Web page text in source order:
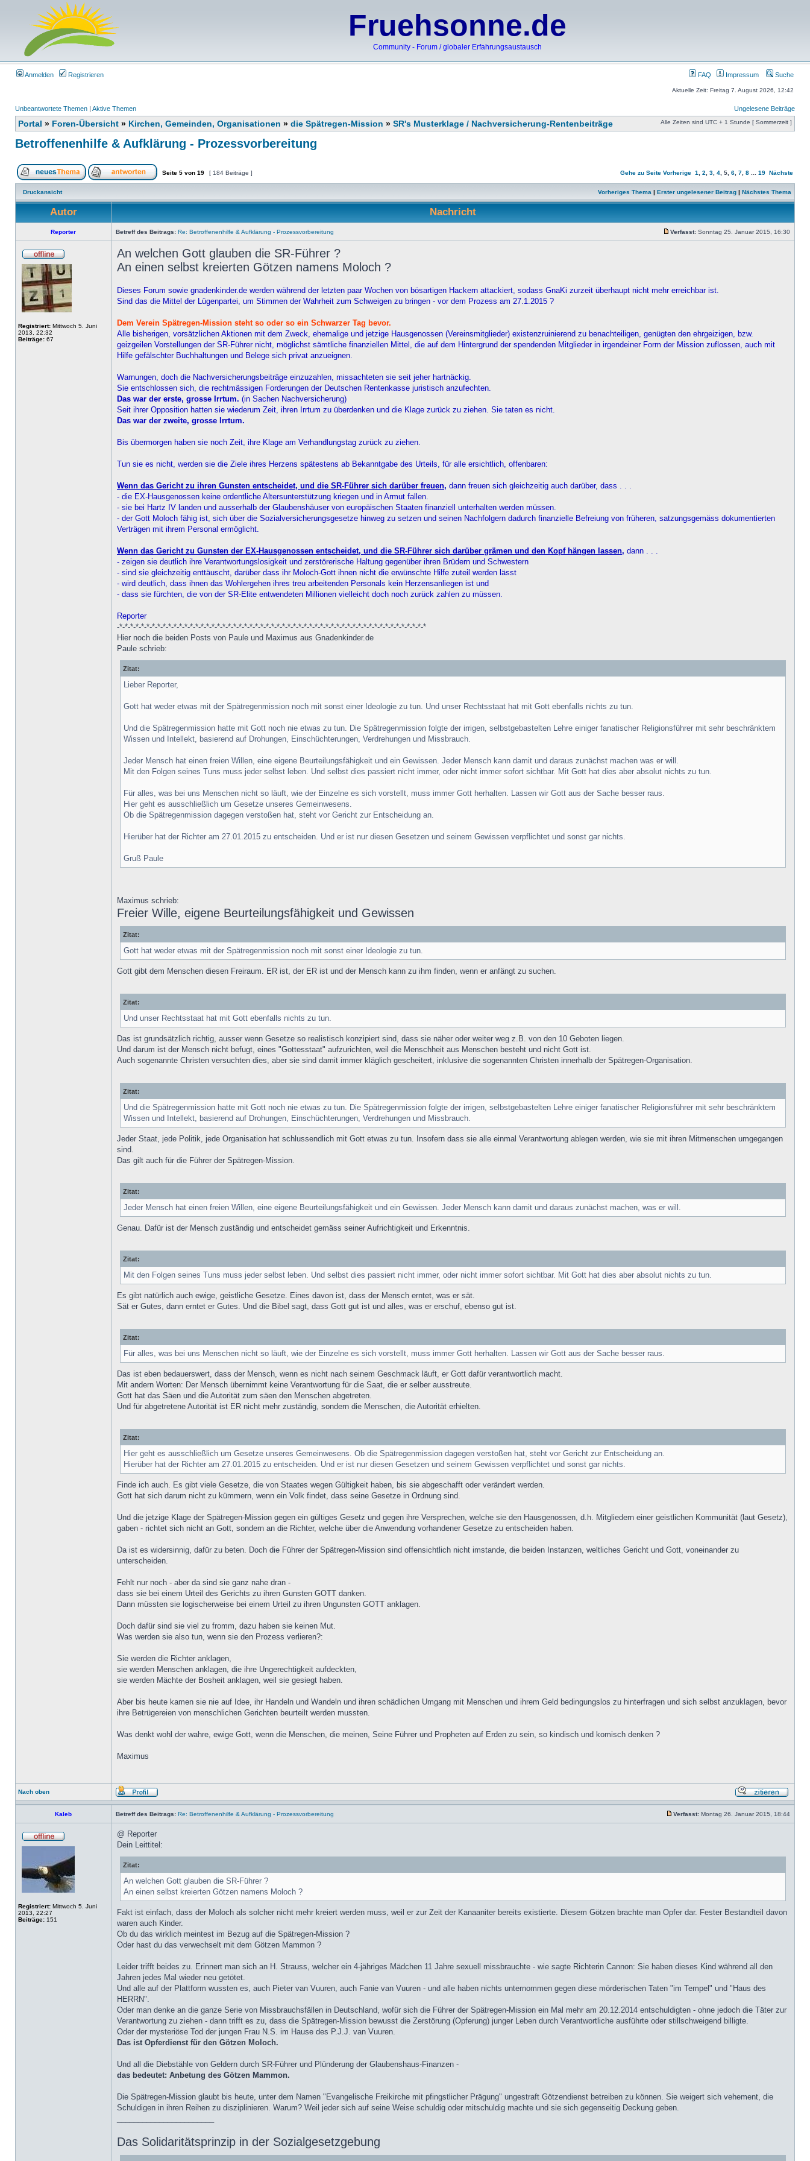
Fruehsonne.de
Community - Forum / globaler Erfahrungsaustausch
Anmelden Registrieren FAQ Impressum Suche
Aktuelle Zeit: Freitag 7. August 2026, 12:42
Unbeantwortete Themen | Aktive Themen Ungelesene Beiträge
Portal » Foren-Übersicht » Kirchen, Gemeinden, Organisationen » die Spätregen-Mission » SR's Musterklage / Nachversicherung-Rentenbeiträge Alle Zeiten sind UTC + 1 Stunde [ Sommerzeit ]
Betroffenenhilfe & Aufklärung - Prozessvorbereitung
Seite 5 von 19 [ 184 Beiträge ] Gehe zu Seite Vorherige 1 2 3 4 5 6 7 8 19 Nächste
Druckansicht Vorheriges Thema | Erster ungelesener Beitrag | Nächstes Thema
Autor Nachricht
Reporter Betreff des Beitrags: Re: Betroffenenhilfe & Aufklärung - Prozessvorbereitung Verfasst: Sonntag 25. Januar 2015, 16:30
Registriert: Mittwoch 5. Juni
2013, 22:32
Beiträge: 67
An welchen Gott glauben die SR-Führer ?
An einen selbst kreierten Götzen namens Moloch ?
Dieses Forum sowie gnadenkinder.de werden während der letzten paar Wochen von bösartigen Hackern attackiert, sodass GnaKi zurzeit überhaupt nicht mehr erreichbar ist.
Sind das die Mittel der Lügenpartei, um Stimmen der Wahrheit zum Schweigen zu bringen - vor dem Prozess am 27.1.2015 ?
Dem Verein Spätregen-Mission steht so oder so ein Schwarzer Tag bevor.
Alle bisherigen, vorsätzlichen Aktionen mit dem Zweck, ehemalige und jetzige Hausgenossen (Vereinsmitglieder) existenzruinierend zu benachteiligen, genügten den ehrgeizigen, bzw.
geizgeilen Vorstellungen der SR-Führer nicht, möglichst sämtliche finanziellen Mittel, die auf dem Hintergrund der spendenden Mitglieder in irgendeiner Form der Mission zuflossen, auch mit
Hilfe gefälschter Buchhaltungen und Belege sich privat anzueignen.
Warnungen, doch die Nachversicherungsbeiträge einzuzahlen, missachteten sie seit jeher hartnäckig.
Sie entschlossen sich, die rechtmässigen Forderungen der Deutschen Rentenkasse juristisch anzufechten.
Das war der erste, grosse Irrtum. (in Sachen Nachversicherung)
Seit ihrer Opposition hatten sie wiederum Zeit, ihren Irrtum zu überdenken und die Klage zurück zu ziehen. Sie taten es nicht.
Das war der zweite, grosse Irrtum.
Bis übermorgen haben sie noch Zeit, ihre Klage am Verhandlungstag zurück zu ziehen.
Tun sie es nicht, werden sie die Ziele ihres Herzens spätestens ab Bekanntgabe des Urteils, für alle ersichtlich, offenbaren:
Wenn das Gericht zu ihren Gunsten entscheidet, und die SR-Führer sich darüber freuen, dann freuen sich gleichzeitig auch darüber, dass . . .
- die EX-Hausgenossen keine ordentliche Altersunterstützung kriegen und in Armut fallen.
- sie bei Hartz IV landen und ausserhalb der Glaubenshäuser von europäischen Staaten finanziell unterhalten werden müssen.
- der Gott Moloch fähig ist, sich über die Sozialversicherungsgesetze hinweg zu setzen und seinen Nachfolgern dadurch finanzielle Befreiung von früheren, satzungsgemäss dokumentierten
Verträgen mit ihrem Personal ermöglicht.
Wenn das Gericht zu Gunsten der EX-Hausgenossen entscheidet, und die SR-Führer sich darüber grämen und den Kopf hängen lassen, dann . . .
- zeigen sie deutlich ihre Verantwortungslosigkeit und zerstörerische Haltung gegenüber ihren Brüdern und Schwestern
- sind sie gleichzeitig enttäuscht, darüber dass ihr Moloch-Gott ihnen nicht die erwünschte Hilfe zuteil werden lässt
- wird deutlich, dass ihnen das Wohlergehen ihres treu arbeitenden Personals kein Herzensanliegen ist und
- dass sie fürchten, die von der SR-Elite entwendeten Millionen vielleicht doch noch zurück zahlen zu müssen.
Reporter
-*-*-*-*-*-*-*-*-*-*-*-*-*-*-*-*-*-*-*-*-*-*-*-*-*-*-*-*-*-*-*-*-*-*-*-*-*-*-*-*-*-*-*-*-*-*-*-*-*-*-*-*-*-*-*-*-*
Hier noch die beiden Posts von Paule und Maximus aus Gnadenkinder.de
Paule schrieb:
Zitat:
Lieber Reporter,
Gott hat weder etwas mit der Spätregenmission noch mit sonst einer Ideologie zu tun. Und unser Rechtsstaat hat mit Gott ebenfalls nichts zu tun.
Und die Spätregenmission hatte mit Gott noch nie etwas zu tun. Die Spätregenmission folgte der irrigen, selbstgebastelten Lehre einiger fanatischer Religionsführer mit sehr beschränktem
Wissen und Intellekt, basierend auf Drohungen, Einschüchterungen, Verdrehungen und Missbrauch.
Jeder Mensch hat einen freien Willen, eine eigene Beurteilungsfähigkeit und ein Gewissen. Jeder Mensch kann damit und daraus zunächst machen was er will.
Mit den Folgen seines Tuns muss jeder selbst leben. Und selbst dies passiert nicht immer, oder nicht immer sofort sichtbar. Mit Gott hat dies aber absolut nichts zu tun.
Für alles, was bei uns Menschen nicht so läuft, wie der Einzelne es sich vorstellt, muss immer Gott herhalten. Lassen wir Gott aus der Sache besser raus.
Hier geht es ausschließlich um Gesetze unseres Gemeinwesens.
Ob die Spätregenmission dagegen verstoßen hat, steht vor Gericht zur Entscheidung an.
Hierüber hat der Richter am 27.01.2015 zu entscheiden. Und er ist nur diesen Gesetzen und seinem Gewissen verpflichtet und sonst gar nichts.
Gruß Paule
Maximus schrieb:
Freier Wille, eigene Beurteilungsfähigkeit und Gewissen
Zitat:
Gott hat weder etwas mit der Spätregenmission noch mit sonst einer Ideologie zu tun.
Gott gibt dem Menschen diesen Freiraum. ER ist, der ER ist und der Mensch kann zu ihm finden, wenn er anfängt zu suchen.
Zitat:
Und unser Rechtsstaat hat mit Gott ebenfalls nichts zu tun.
Das ist grundsätzlich richtig, ausser wenn Gesetze so realistisch konzipiert sind, dass sie näher oder weiter weg z.B. von den 10 Geboten liegen.
Und darum ist der Mensch nicht befugt, eines "Gottesstaat" aufzurichten, weil die Menschheit aus Menschen besteht und nicht Gott ist.
Auch sogenannte Christen versuchten dies, aber sie sind damit immer kläglich gescheitert, inklusive die sogenannten Christen innerhalb der Spätregen-Organisation.
Zitat:
Und die Spätregenmission hatte mit Gott noch nie etwas zu tun. Die Spätregenmission folgte der irrigen, selbstgebastelten Lehre einiger fanatischer Religionsführer mit sehr beschränktem
Wissen und Intellekt, basierend auf Drohungen, Einschüchterungen, Verdrehungen und Missbrauch.
Jeder Staat, jede Politik, jede Organisation hat schlussendlich mit Gott etwas zu tun. Insofern dass sie alle einmal Verantwortung ablegen werden, wie sie mit ihren Mitmenschen umgegangen
sind.
Das gilt auch für die Führer der Spätregen-Mission.
Zitat:
Jeder Mensch hat einen freien Willen, eine eigene Beurteilungsfähigkeit und ein Gewissen. Jeder Mensch kann damit und daraus zunächst machen, was er will.
Genau. Dafür ist der Mensch zuständig und entscheidet gemäss seiner Aufrichtigkeit und Erkenntnis.
Zitat:
Mit den Folgen seines Tuns muss jeder selbst leben. Und selbst dies passiert nicht immer, oder nicht immer sofort sichtbar. Mit Gott hat dies aber absolut nichts zu tun.
Es gibt natürlich auch ewige, geistliche Gesetze. Eines davon ist, dass der Mensch erntet, was er sät.
Sät er Gutes, dann erntet er Gutes. Und die Bibel sagt, dass Gott gut ist und alles, was er erschuf, ebenso gut ist.
Zitat:
Für alles, was bei uns Menschen nicht so läuft, wie der Einzelne es sich vorstellt, muss immer Gott herhalten. Lassen wir Gott aus der Sache besser raus.
Das ist eben bedauerswert, dass der Mensch, wenn es nicht nach seinem Geschmack läuft, er Gott dafür verantwortlich macht.
Mit andern Worten: Der Mensch übernimmt keine Verantwortung für die Saat, die er selber ausstreute.
Gott hat das Säen und die Autorität zum säen den Menschen abgetreten.
Und für abgetretene Autorität ist ER nicht mehr zuständig, sondern die Menschen, die Autorität erhielten.
Zitat:
Hier geht es ausschließlich um Gesetze unseres Gemeinwesens. Ob die Spätregenmission dagegen verstoßen hat, steht vor Gericht zur Entscheidung an.
Hierüber hat der Richter am 27.01.2015 zu entscheiden. Und er ist nur diesen Gesetzen und seinem Gewissen verpflichtet und sonst gar nichts.
Finde ich auch. Es gibt viele Gesetze, die von Staates wegen Gültigkeit haben, bis sie abgeschafft oder verändert werden.
Gott hat sich darum nicht zu kümmern, wenn ein Volk findet, dass seine Gesetze in Ordnung sind.
Und die jetzige Klage der Spätregen-Mission gegen ein gültiges Gesetz und gegen ihre Versprechen, welche sie den Hausgenossen, d.h. Mitgliedern einer geistlichen Kommunität (laut Gesetz),
gaben - richtet sich nicht an Gott, sondern an die Richter, welche über die Anwendung vorhandener Gesetze zu entscheiden haben.
Da ist es widersinnig, dafür zu beten. Doch die Führer der Spätregen-Mission sind offensichtlich nicht imstande, die beiden Instanzen, weltliches Gericht und Gott, voneinander zu
unterscheiden.
Fehlt nur noch - aber da sind sie ganz nahe dran -
dass sie bei einem Urteil des Gerichts zu ihren Gunsten GOTT danken.
Dann müssten sie logischerweise bei einem Urteil zu ihren Ungunsten GOTT anklagen.
Doch dafür sind sie viel zu fromm, dazu haben sie keinen Mut.
Was werden sie also tun, wenn sie den Prozess verlieren?:
Sie werden die Richter anklagen,
sie werden Menschen anklagen, die ihre Ungerechtigkeit aufdeckten,
sie werden Mächte der Bosheit anklagen, weil sie gesiegt haben.
Aber bis heute kamen sie nie auf Idee, ihr Handeln und Wandeln und ihren schädlichen Umgang mit Menschen und ihrem Geld bedingungslos zu hinterfragen und sich selbst anzuklagen, bevor
ihre Betrügereien von menschlichen Gerichten beurteilt werden mussten.
Was denkt wohl der wahre, ewige Gott, wenn die Menschen, die meinen, Seine Führer und Propheten auf Erden zu sein, so kindisch und komisch denken ?
Maximus
Nach oben
Kaleb Betreff des Beitrags: Re: Betroffenenhilfe & Aufklärung - Prozessvorbereitung Verfasst: Montag 26. Januar 2015, 18:44
Registriert: Mittwoch 5. Juni
2013, 22:27
Beiträge: 151
@ Reporter
Dein Leittitel:
Zitat:
An welchen Gott glauben die SR-Führer ?
An einen selbst kreierten Götzen namens Moloch ?
Fakt ist einfach, dass der Moloch als solcher nicht mehr kreiert werden muss, weil er zur Zeit der Kanaaniter bereits existierte. Diesem Götzen brachte man Opfer dar. Fester Bestandteil davon
waren auch Kinder.
Ob du das wirklich meintest im Bezug auf die Spätregen-Mission ?
Oder hast du das verwechselt mit dem Götzen Mammon ?
Leider trifft beides zu. Erinnert man sich an H. Strauss, welcher ein 4-jähriges Mädchen 11 Jahre sexuell missbrauchte - wie sagte Richterin Cannon: Sie haben dieses Kind während all den
Jahren jedes Mal wieder neu getötet.
Und alle auf der Plattform wussten es, auch Pieter van Vuuren, auch Fanie van Vuuren - und alle haben nichts unternommen gegen diese mörderischen Taten "im Tempel" und "Haus des
HERRN".
Oder man denke an die ganze Serie von Missbrauchsfällen in Deutschland, wofür sich die Führer der Spätregen-Mission ein Mal mehr am 20.12.2014 entschuldigten - ohne jedoch die Täter zur
Verantwortung zu ziehen - dann trifft es zu, dass die Spätregen-Mission bewusst die Zerstörung (Opferung) junger Leben durch Verantwortliche ausführte oder stillschweigend billigte.
Oder der mysteriöse Tod der jungen Frau N.S. im Hause des P.J.J. van Vuuren.
Das ist Opferdienst für den Götzen Moloch.
Und all die Diebstähle von Geldern durch SR-Führer und Plünderung der Glaubenshaus-Finanzen -
das bedeutet: Anbetung des Götzen Mammon.
Die Spätregen-Mission glaubt bis heute, unter dem Namen "Evangelische Freikirche mit pfingstlicher Prägung" ungestraft Götzendienst betreiben zu können. Sie weigert sich vehement, die
Schuldigen in ihren Reihen zu disziplinieren. Warum? Weil jeder sich auf seine Weise schuldig oder mitschuldig machte und sie sich gegenseitig Deckung geben.
Das Solidaritätsprinzip in der Sozialgesetzgebung